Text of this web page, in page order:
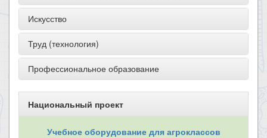
Искусство
Труд (технология)
Профессиональное образование
Национальный проект
Учебное оборудование для агроклассов